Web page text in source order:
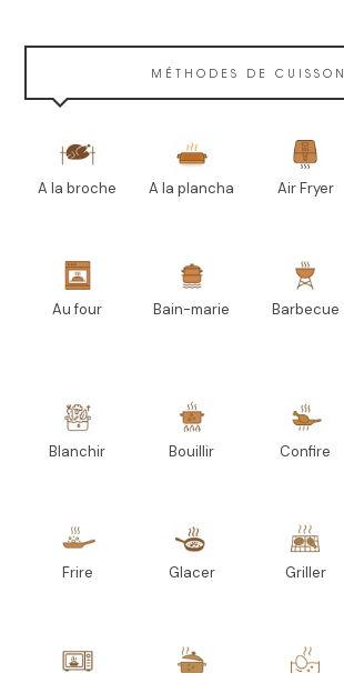
MÉTHODES DE CUISSON
A la broche A la plancha Air Fryer
Au four Bain-marie Barbecue
Blanchir Bouillir Confire
Frire Glacer Griller